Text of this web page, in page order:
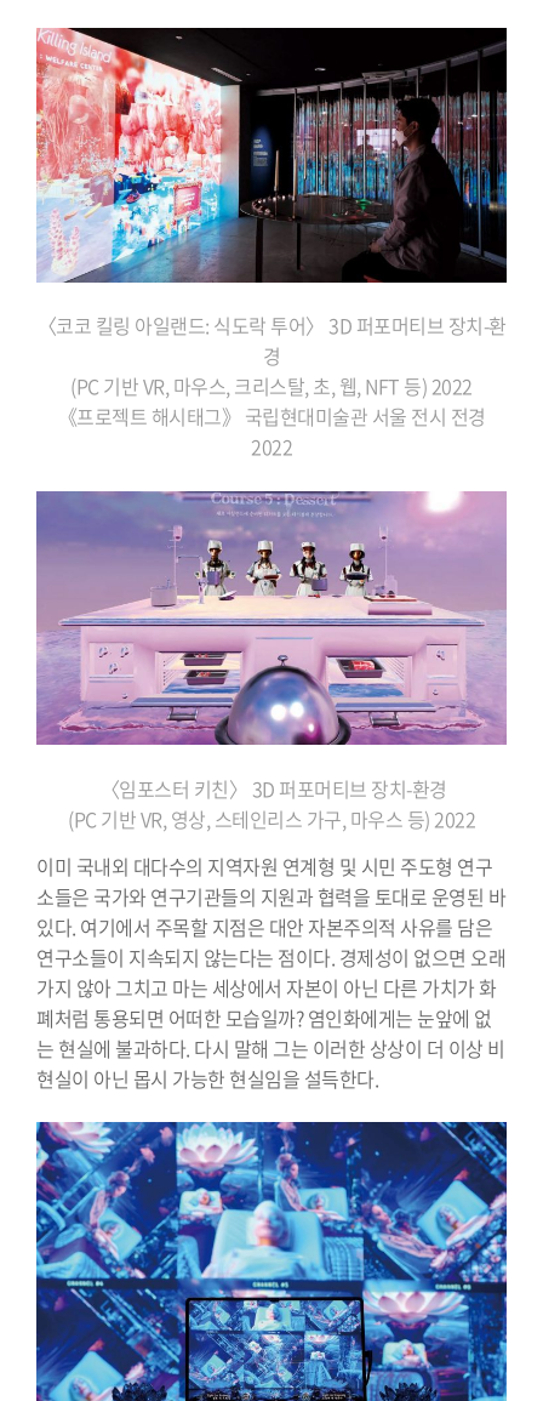
〈코코 킬링 아일랜드: 식도락 투어〉 3D 퍼포머티브 장치-환
경
(PC 기반 VR, 마우스, 크리스탈, 초, 웹, NFT 등) 2022
《프로젝트 해시태그》 국립현대미술관 서울 전시 전경
2022
〈임포스터 키친〉 3D 퍼포머티브 장치-환경
(PC 기반 VR, 영상, 스테인리스 가구, 마우스 등) 2022
이미 국내외 대다수의 지역자원 연계형 및 시민 주도형 연구
소들은 국가와 연구기관들의 지원과 협력을 토대로 운영된 바
있다. 여기에서 주목할 지점은 대안 자본주의적 사유를 담은
연구소들이 지속되지 않는다는 점이다. 경제성이 없으면 오래
가지 않아 그치고 마는 세상에서 자본이 아닌 다른 가치가 화
폐처럼 통용되면 어떠한 모습일까? 염인화에게는 눈앞에 없
는 현실에 불과하다. 다시 말해 그는 이러한 상상이 더 이상 비
현실이 아닌 몹시 가능한 현실임을 설득한다.